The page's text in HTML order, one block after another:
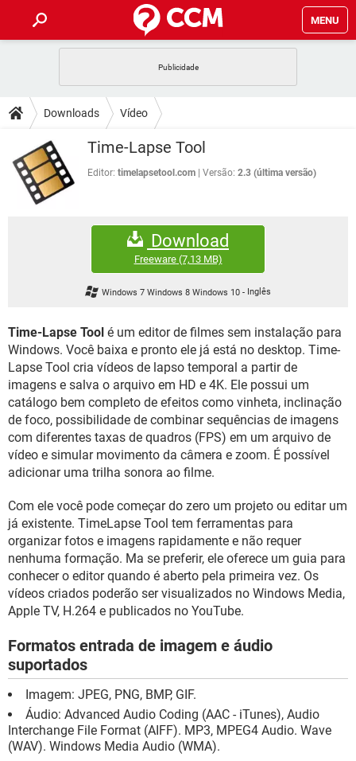
MENU
CELULAR
OUTLOOK EXCEL
INSTAGRAM GMAIL
GUIA DE COMPRAS
DICAS
JOGOS
CELULAR
OUTLOOK
DOWNLOADS
JOGOS WHATSAPP
CELULAR
EXCEL
GMAIL
FÓRUM
FACEBOOK
EXCEL
GMAIL
WHATSAPP
INSTAGRAM GMAIL
GUIA DE COMPRAS
Downloads Vídeo
Time-Lapse Tool
Editor: timelapsetool.com Versão: 2.3 (última versão)
Download
Freeware(7,13 MB)
Windows 7 Windows 8 Windows 10 - Inglês
Time-Lapse Tool é um editor de filmes sem instalação para
Windows. Você baixa e pronto ele já está no desktop. Time-
Lapse Tool cria vídeos de lapso temporal a partir de
imagens e salva o arquivo em HD e 4K. Ele possui um
catálogo bem completo de efeitos como vinheta, inclinação
de foco, possibilidade de combinar sequências de imagens
com diferentes taxas de quadros (FPS) em um arquivo de
vídeo e simular movimento da câmera e zoom. É possível
adicionar uma trilha sonora ao filme.
Com ele você pode começar do zero um projeto ou editar um
já existente. TimeLapse Tool tem ferramentas para
organizar fotos e imagens rapidamente e não requer
nenhuma formação. Ma se preferir, ele oferece um guia para
conhecer o editor quando é aberto pela primeira vez. Os
vídeos criados poderão ser visualizados no Windows Media,
Apple TV, H.264 e publicados no YouTube.
Formatos entrada de imagem e áudio
suportados
Imagem: JPEG, PNG, BMP, GIF.
Áudio: Advanced Audio Coding (AAC - iTunes), Audio
Interchange File Format (AIFF). MP3, MPEG4 Audio. Wave
(WAV). Windows Media Audio (WMA).